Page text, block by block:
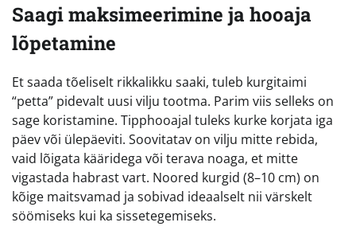
Saagi maksimeerimine ja hooaja
lõpetamine
Et saada tõeliselt rikkalikku saaki, tuleb kurgitaimi
“petta” pidevalt uusi vilju tootma. Parim viis selleks on
sage koristamine. Tipphooajal tuleks kurke korjata iga
päev või ülepäeviti. Soovitatav on vilju mitte rebida,
vaid lõigata kääridega või terava noaga, et mitte
vigastada habrast vart. Noored kurgid (8–10 cm) on
kõige maitsvamad ja sobivad ideaalselt nii värskelt
söömiseks kui ka sissetegemiseks.